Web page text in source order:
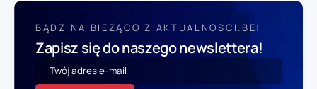
BĄDŹ NA BIEŻĄCO Z AKTUALNOSCI.BE!
Zapisz się do naszego newslettera!